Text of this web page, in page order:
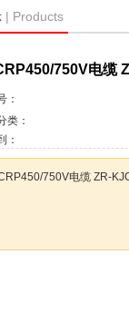
| Products
750V电缆
类：
：
750V电缆 ZR-